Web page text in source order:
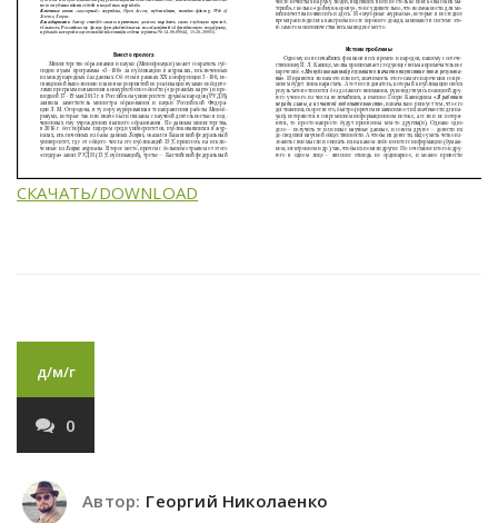
СКАЧАТЬ/DOWNLOAD
д/м/г
0
Автор: Георгий Николаенко